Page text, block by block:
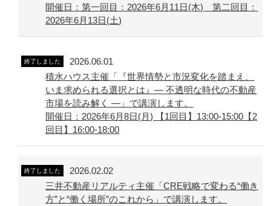
開催日：第一回目：2026年6月11日(木) 第二回目：
2026年6月13日(土)
終了しました
2026.06.01
積水ハウス主催「『世界情勢と市況変化を踏まえ、
いま求められる選択とは』― 不透明な時代の不動産
市場を読み解く ―」で講演します。
開催日：2026年6月8日(月) 【1回目】13:00-15:00【2
回目】16:00-18:00
終了しました
2026.02.02
三井不動産リアルティ主催「CRE戦略で変わる“働き
方”と“働く場所”のこれから」で講演します。